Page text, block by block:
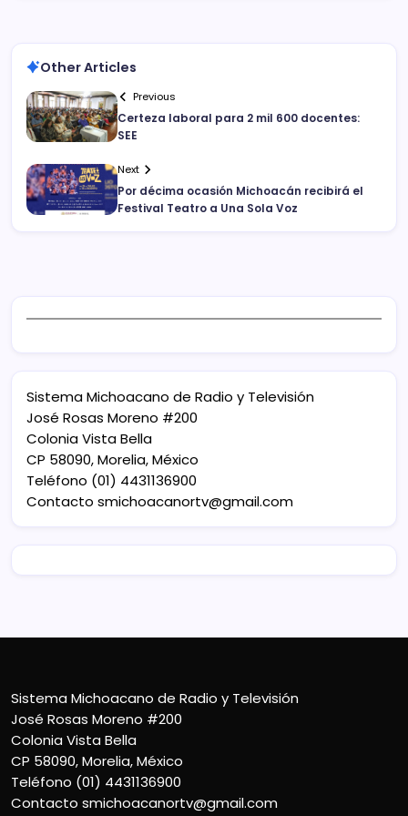
Other Articles
Previous
Certeza laboral para 2 mil 600 docentes:
SEE
Next
Por décima ocasión Michoacán recibirá el
Festival Teatro a Una Sola Voz
Sistema Michoacano de Radio y Televisión
José Rosas Moreno #200
Colonia Vista Bella
CP 58090, Morelia, México
Teléfono (01) 4431136900
Contacto smichoacanortv@gmail.com
Sistema Michoacano de Radio y Televisión
José Rosas Moreno #200
Colonia Vista Bella
CP 58090, Morelia, México
Teléfono (01) 4431136900
Contacto smichoacanortv@gmail.com